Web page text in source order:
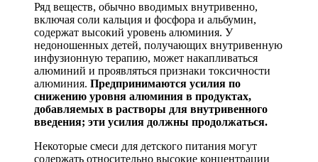
Ряд веществ, обычно вводимых внутривенно,
включая соли кальция и фосфора и альбумин,
содержат высокий уровень алюминия. У
недоношенных детей, получающих внутривенную
инфузионную терапию, может накапливаться
алюминий и проявляться признаки токсичности
алюминия. Предпринимаются усилия по
снижению уровня алюминия в продуктах,
добавляемых в растворы для внутривенного
введения; эти усилия должны продолжаться.
Некоторые смеси для детского питания могут
содержать относительно высокие концентрации